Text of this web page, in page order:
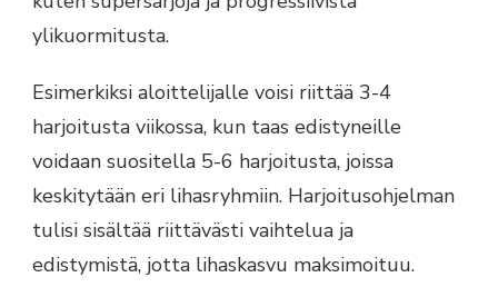
ylikuormitusta.
Esimerkiksi aloittelijalle voisi riittää 3-4
harjoitusta viikossa, kun taas edistyneille
voidaan suositella 5-6 harjoitusta, joissa
keskitytään eri lihasryhmiin. Harjoitusohjelman
tulisi sisältää riittävästi vaihtelua ja
edistymistä, jotta lihaskasvu maksimoituu.